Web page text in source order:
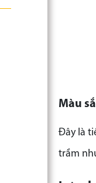
Màu
Đây là
trầm